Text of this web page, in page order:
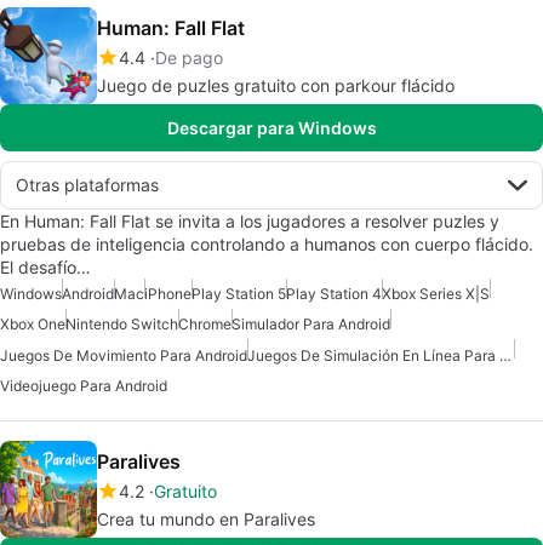
Human: Fall Flat
4.4 De pago
Juego de puzles gratuito con parkour flácido
Descargar para Windows
Otras plataformas
En Human: Fall Flat se invita a los jugadores a resolver puzles y
pruebas de inteligencia controlando a humanos con cuerpo flácido.
El desafío…
WindowsAndroidMaciPhonePlay Station 5Play Station 4Xbox Series X|S
Xbox OneNintendo SwitchChromeSimulador Para Android
Juegos De Movimiento Para Android
Juegos De Simulación En Línea Para Android
Videojuego Para Android
Paralives
4.2 Gratuito
Crea tu mundo en Paralives